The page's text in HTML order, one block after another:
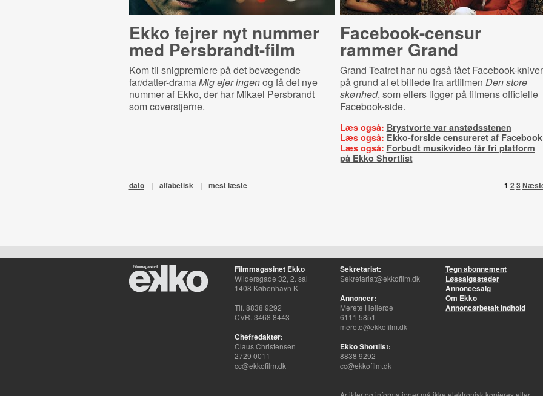
Ekko fejrer nyt nummer
med Pers­brandt-​film
Kom til snigpremiere på det bevægende
far/datter-dramaMig ejer ingenog få det nye
nummer af Ekko, der har Mikael Persbrandt
som coverstjerne.
Face­book-​cen­sur
rammer Grand
Grand Teatret har nu også fået Facebook-
på grund af et billede fra artfilmen Den store
skønhed, som ellers ligger på filmens officielle
Facebook-side.
Læs også: Brystvorte var anstødsstenen
Læs også: Ekko-forside censureret af Facebook
Læs også: Forbudt musikvideo får fri platform
på Ekko Shortlist
1 2 3
dato | alfabetisk | mest læste
Filmmagasinet Ekko
Wildersgade 32, 2. sal
1408 København K
Tlf. 8838 9292
CVR. 3468 8443
Chefredaktør:
Claus Christensen
2729 0011
cc@ekkofilm.dk
Sekretariat:
Sekretariat@ekkofilm.dk
Annoncer:
Merete Hellerøe
6111 5851
merete@ekkofilm.dk
Ekko Shortlist:
8838 9292
cc@ekkofilm.dk
Tegn abonnement
Løssalgssteder
Annoncesalg
Om Ekko
Annoncørbetalt indhold